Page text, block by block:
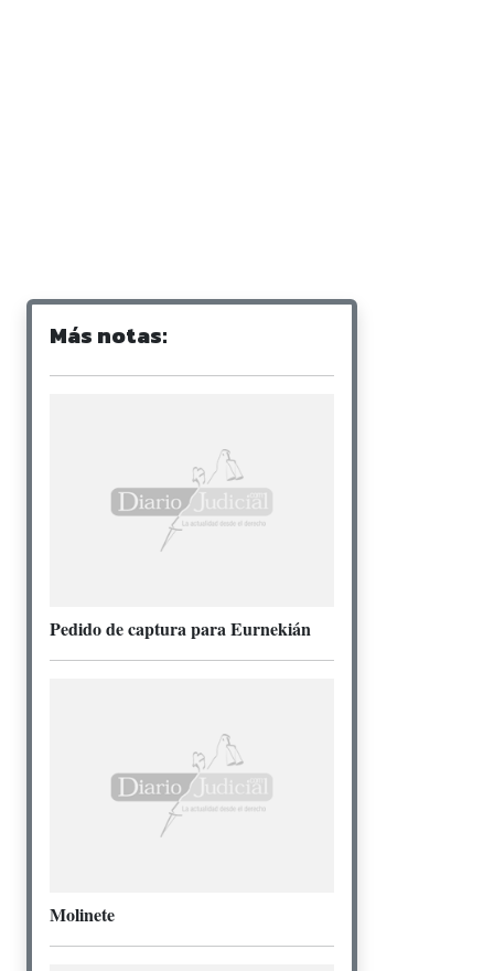
Más notas:
Pedido de captura para Eurnekián
Molinete